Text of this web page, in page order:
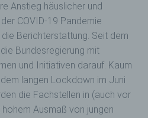
Anstieg häuslicher und
COVID-19 Pandemie
Berichterstattung. Seit dem
Bundesregierung mit
und Initiativen darauf. Kaum
langen Lockdown im Juni
die Fachstellen in (auch vor
Ausmaß von jungen